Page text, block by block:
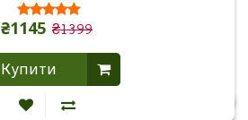
₴1145 ₴1399
Купити